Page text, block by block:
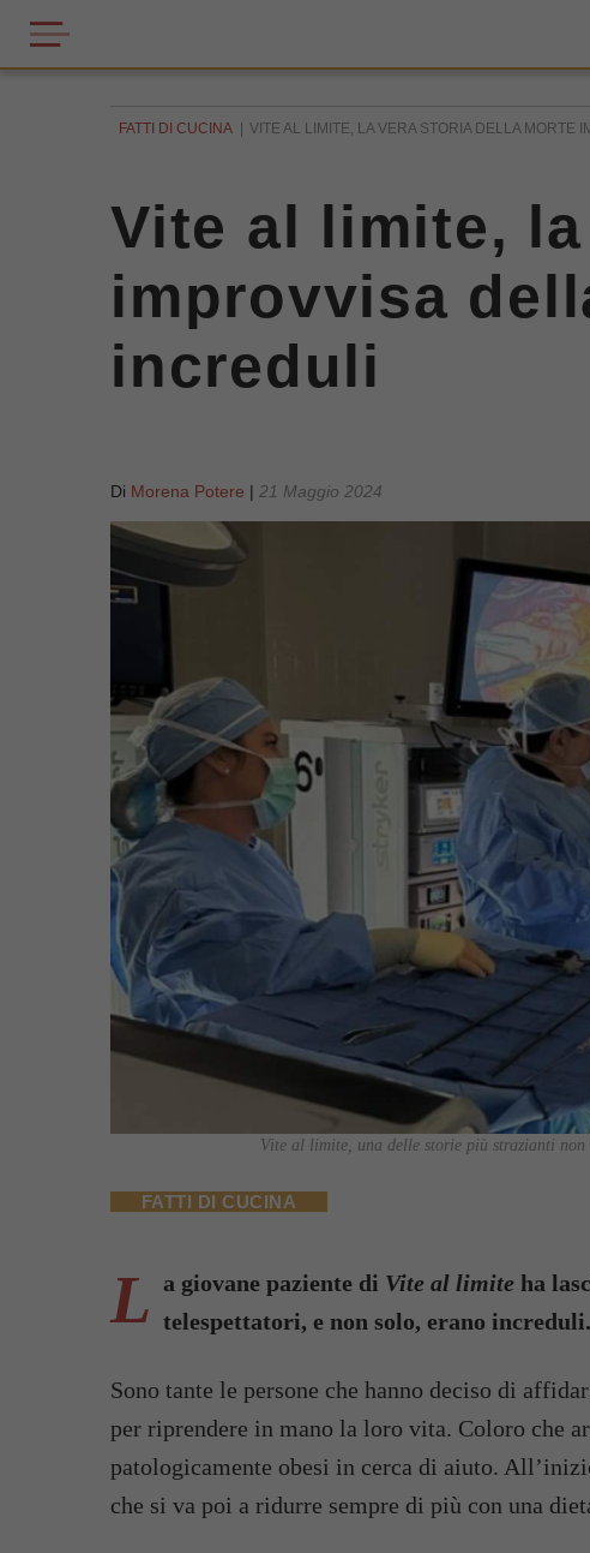
FATTI DI CUCINA VITE AL LIMITE, LA VERA STORIA DELLA MORTE
Vite al limite,
improvvisa
increduli
Di Morena Potere | 21 Maggio 2024
Vite al limite, una delle storie più strazianti
FATTI DI CUCINA
L a giovane paziente di Vite al limite ha
telespettatori, e non solo, erano increduli.
Sono tante le persone che hanno deciso di
per riprendere in mano la loro vita. Coloro che
patologicamente obesi in cerca di aiuto.
che si va poi a ridurre sempre di più con una